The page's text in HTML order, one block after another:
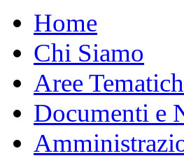
Home
Chi Siamo
Aree
Documenti e